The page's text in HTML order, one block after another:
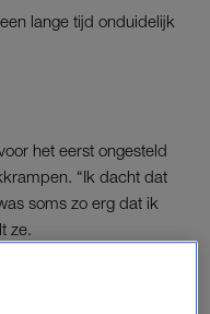
lange tijd onduidelijk
het eerst ongesteld
“Ik dacht dat
soms zo erg dat ik
ze.
en klasgenoten